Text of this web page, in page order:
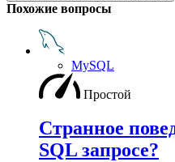
Похожие вопросы
MySQL
Простой
Странное
SQL запросе?